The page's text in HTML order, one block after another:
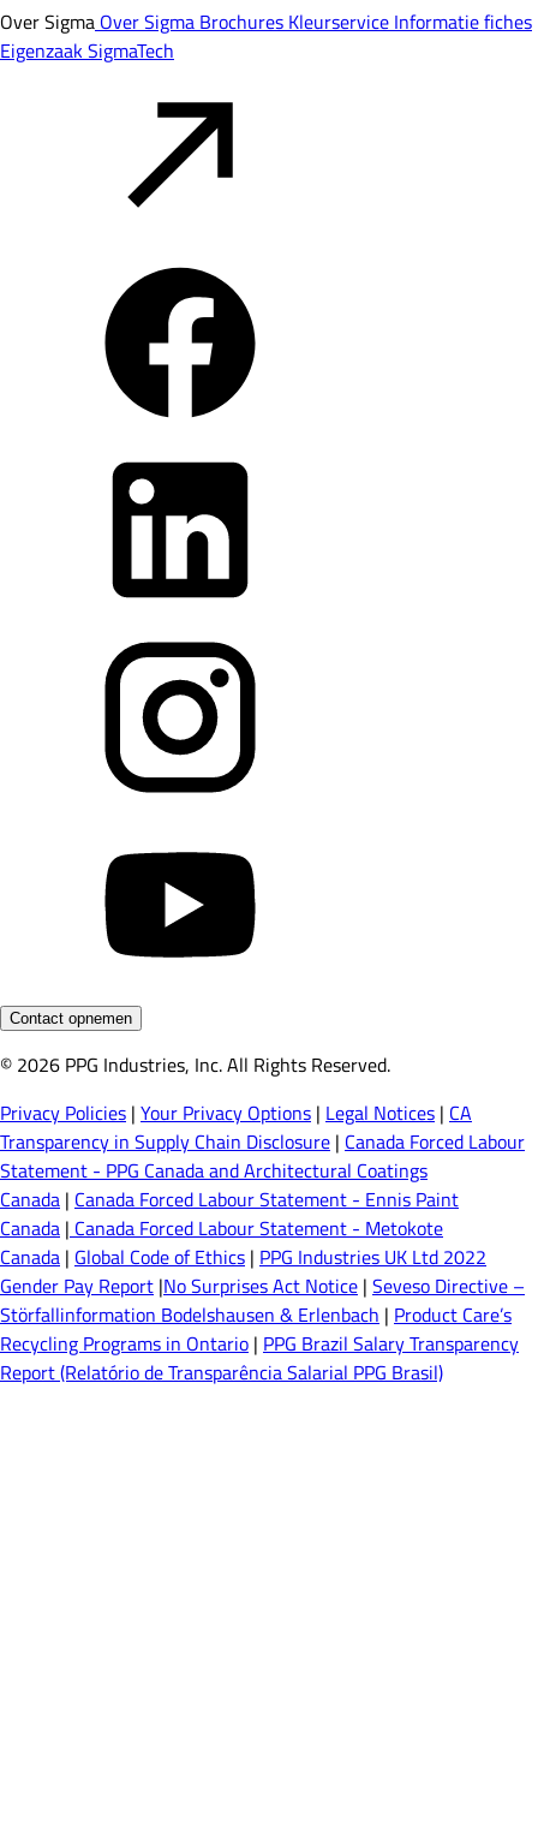
Over Sigma Over Sigma Brochures Kleurservice Informatie fiches
EigenzaakSigmaTech
Contact opnemen
© 2026 PPG Industries, Inc. All Rights Reserved.
Privacy Policies | Your Privacy Options | Legal Notices | CA
Transparency in Supply Chain Disclosure | Canada Forced Labour
Statement - PPG Canada and Architectural Coatings
Canada | Canada Forced Labour Statement - Ennis Paint
Canada | Canada Forced Labour Statement - Metokote
Canada | Global Code of Ethics | PPG Industries UK Ltd 2022
Gender Pay Report |No Surprises Act Notice | Seveso Directive –
Störfallinformation Bodelshausen & Erlenbach | Product Care’s
Recycling Programs in Ontario | PPG Brazil Salary Transparency
Report (Relatório de Transparência Salarial PPG Brasil)